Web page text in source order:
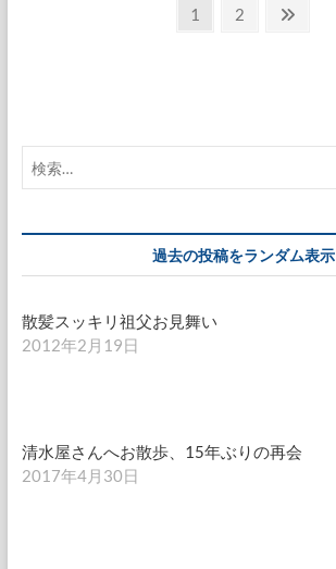
ー
ジ
固1
固
2
過去の投稿をランダム表示
散髪スッキリ祖父お見舞い
2012年2月19日
清水屋さんへお散歩、15年ぶりの再会
2017年4月30日